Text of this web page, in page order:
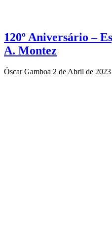
120º Aniversário –
A. Montez
Óscar Gamboa 2 de Abril de 2023